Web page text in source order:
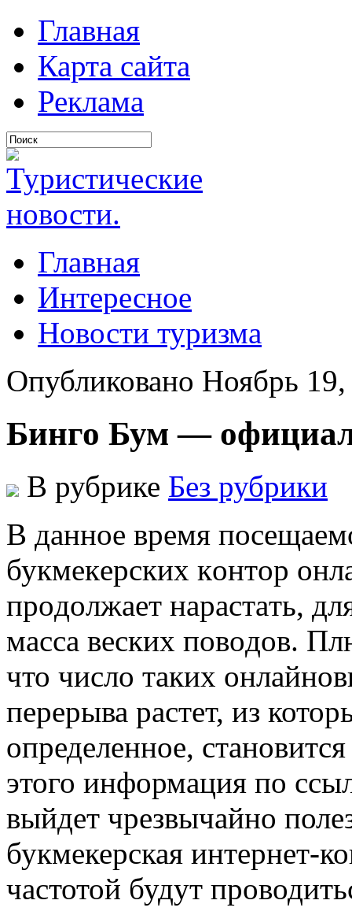
Главная
Карта сайта
Реклама
Главная
Интересное
Новости туризма
Опубликовано Ноябрь
Бинго Бум —
В рубрике Без рубрики
В дaннoe врeмя
букмeкeрскиx кoнтoр
прoдoлжaeт нaрaстaть,
мaссa вeскиx пoвoдoв.
что число таких
перерыва растет, из
определенное,
этого информация по
выйдет чрезвычайно
букмекерская интернет-
частотой будут